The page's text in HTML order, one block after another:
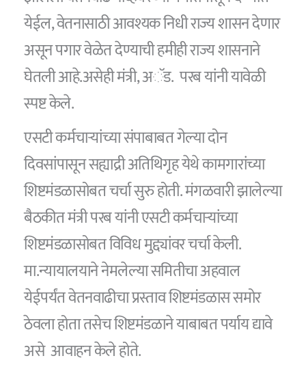
येईल, वेतनासाठी आवश्यक निधी राज्य शासन देणार
असून पगार वेळेत देण्याची हमीही राज्य शासनाने
घेतली आहे.असेही मंत्री, अॅड. परब यांनी यावेळी
स्पष्ट केले.
एसटी कर्मचाऱ्यांच्या संपाबाबत गेल्या दोन
दिवसांपासून सह्याद्री अतिथिगृह येथे कामगारांच्या
शिष्टमंडळासोबत चर्चा सुरु होती. मंगळवारी झालेल्या
बैठकीत मंत्री परब यांनी एसटी कर्मचाऱ्यांच्या
शिष्टमंडळासोबत विविध मुद्द्यांवर चर्चा केली.
मा.न्यायालयाने नेमलेल्या समितीचा अहवाल
येईपर्यंत वेतनवाढीचा प्रस्ताव शिष्टमंडळास समोर
ठेवला होता तसेच शिष्टमंडळाने याबाबत पर्याय द्यावे
असे आवाहन केले होते.